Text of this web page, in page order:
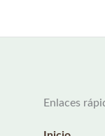
Enlaces